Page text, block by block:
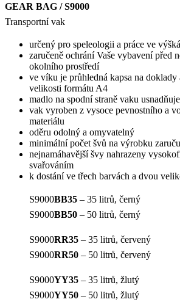
GEAR BAG / S9000
Transportní vak
určený pro speleologii a práce ve
zaručeně ochrání Vaše vybavení před
okolního prostředí
ve víku je průhledná kapsa na
velikosti formátu A4
madlo na spodní straně vaku
vak vyroben z vysoce pevnostního a
materiálu
oděru odolný a omyvatelný
minimální počet švů na výrobku
nejnamáhavější švy nahrazeny
svařováním
k dostání ve třech barvách a dvou
S9000BB35 – 35 litrů, černý
S9000BB50 – 50 litrů, černý
S9000RR35 – 35 litrů, červený
S9000RR50 – 50 litrů, červený
S9000YY35 – 35 litrů, žlutý
S9000YY50 – 50 litrů, žlutý